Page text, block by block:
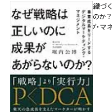
成果を生む組織づ
があがらないのか
マーケティング・マ
8月7日 10:00